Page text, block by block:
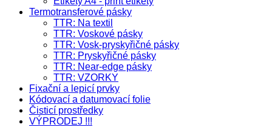
Termotransferové pásky
TTR: Na textil
TTR: Voskové pásky
TTR: Vosk-pryskyřičné pásky
TTR: Pryskyřičné pásky
TTR: Near-edge pásky
TTR: VZORKY
Fixační a lepicí prvky
Kódovací a datumovací folie
Čisticí prostředky
VÝPRODEJ !!!